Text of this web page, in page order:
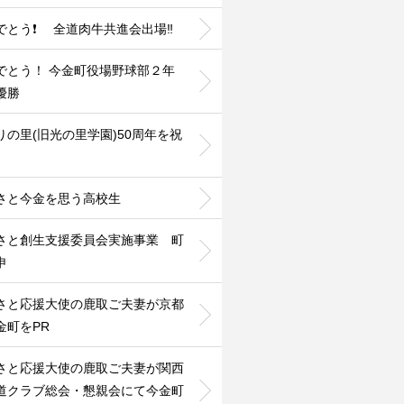
とう❗ 全道肉牛共進会出場‼️
とう！ 今金町役場野球部２年
勝
の里(旧光の里学園)50周年を祝
と今金を思う高校生
と創生支援委員会実施事業 町
と応援大使の鹿取ご夫妻が京都
町をPR
と応援大使の鹿取ご夫妻が関西
クラブ総会・懇親会にて今金町